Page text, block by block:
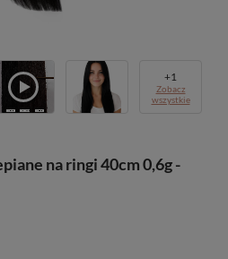
+1
Zobacz
wszystkie
na ringi 40cm 0,6g -